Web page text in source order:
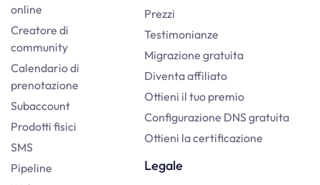
online
Creatore di
community
Calendario di
prenotazione
Subaccount
Prodotti fisici
SMS
Pipeline
Prezzi
Testimonianze
Migrazione gratuita
Diventa affiliato
Ottieni il tuo premio
Configurazione DNS gratuita
Ottieni la certificazione
Legale